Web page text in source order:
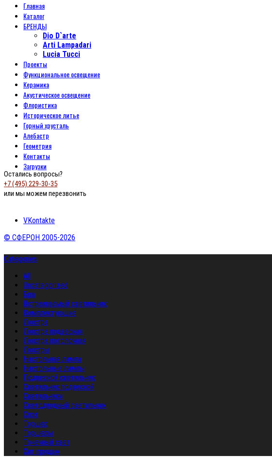
Главная
Каталог
БРЕНДЫ
Dio D`arte
Arti Lampadari
Lucia Tucci
Проекты
Функциональное освещение
Керамика
Акустическое освещение
Флористика
Историческое литье
Горный хрусталь
Алебастр
Геометрия
Контакты
Загрузки
Остались вопросы?
+7 (495) 229-30-35
или мы можем перезвонить
VKontakte
© СФЕРОН 2005-2026
Categories
All
Uncategorized
Бра
Встраиваемый светильник
Комплектующие
Люстра
Люстра подвесная
Люстра потолочная
Люстры
Настольная лампа
Настольные лампы
Подвесной светильник
Светильник подвесной
Светильники
Светодиодный светильник
Спот
Торшер
Торшеры
Точечный свет
Хит продаж